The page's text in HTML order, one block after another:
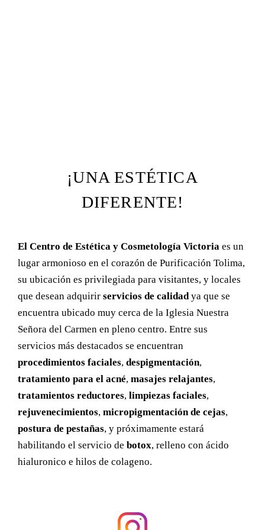
¡UNA ESTÉTICA
DIFERENTE!
El Centro de Estética y Cosmetología Victoria es un
lugar armonioso en el corazón de Purificación Tolima,
su ubicación es privilegiada para visitantes, y locales
que desean adquirir servicios de calidadya que se
encuentra ubicado muy cerca de la Iglesia Nuestra
Señora del Carmen en pleno centro. Entre sus
servicios más destacados se encuentran
procedimientos faciales, despigmentación,
tratamiento para el acné, masajes relajantes,
tratamientos reductores, limpiezas faciales,
rejuvenecimientos, micropigmentación de cejas,
postura de pestañas, y próximamente estará
habilitando el servicio de botox, relleno con ácido
hialuronico e hilos de colageno.